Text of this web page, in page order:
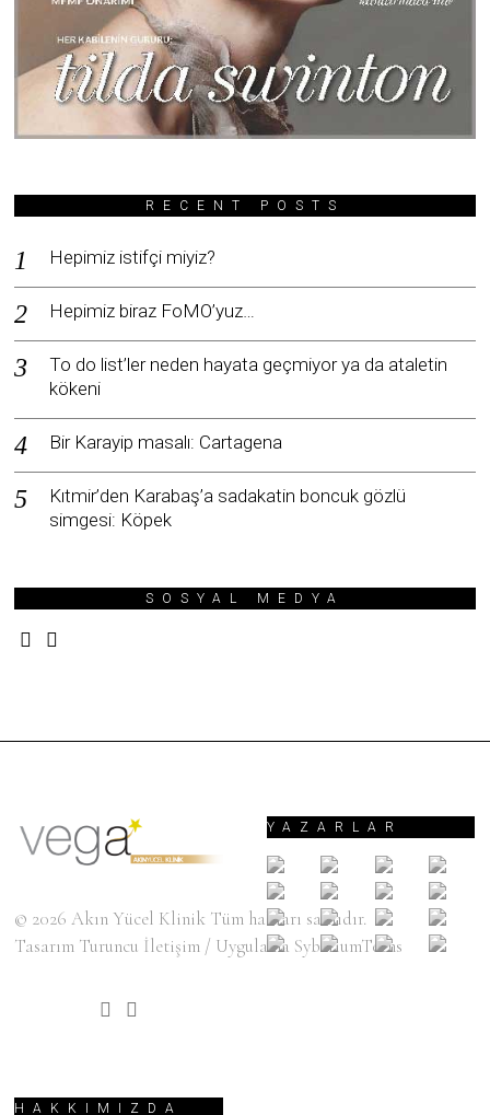
RECENT POSTS
Hepimiz istifçi miyiz?
Hepimiz biraz FoMO’yuz…
To do list’ler neden hayata geçmiyor ya da ataletin
kökeni
Bir Karayip masalı: Cartagena
Kıtmir’den Karabaş’a sadakatin boncuk gözlü
simgesi: Köpek
SOSYAL MEDYA
© 2026Akın Yücel Klinik Tüm hakları saklıdır.
Tasarım Turuncu İletişim / Uygulama SyberiumTechs
YAZARLAR
HAKKIMIZDA